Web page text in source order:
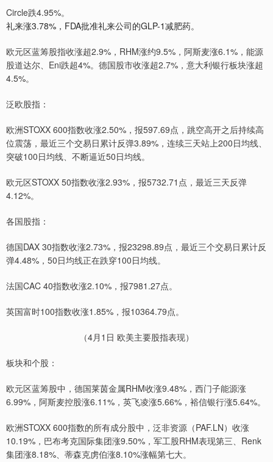
Circle跌4.95%。
礼来涨3.78%，FDA批准礼来公司的GLP-1减肥药。
欧元区蓝筹股指收涨超2.9%，RHM涨约9.5%，阿斯麦涨6.1%，能源
股道达尔、Eni跌超4%。德国股市收涨超2.7%，意大利银行板块涨超
4.5%。
泛欧股指：
欧洲STOXX 600指数收涨2.50%，报597.69点，跳空高开之后持续高
位震荡，最近三个交易日累计反弹3.89%，连续三天站上200日均线、
突破100日均线、不断逼近50日均线。
欧元区STOXX 50指数收涨2.93%，报5732.71点，最近三天反弹
4.12%。
各国股指：
德国DAX 30指数收涨2.73%，报23298.89点，最近三个交易日累计反
弹4.48%，50日均线正在跌穿100日均线。
法国CAC 40指数收涨2.10%，报7981.27点。
英国富时100指数收涨1.85%，报10364.79点。
（4月1日 欧美主要股指表现）
板块和个股：
欧元区蓝筹股中，德国莱茵金属RHM收涨9.48%，西门子能源涨
6.99%，阿斯麦控股涨6.11%，英飞凌涨5.66%，裕信银行涨5.64%。
欧洲STOXX 600指数的所有成分股中，泛非资源（PAF.LN）收涨
10.19%，巴布考克国际集团涨9.50%，军工股RHM表现第三、Renk
集团涨8.18%、蒂森克虏伯涨8.10%涨幅第七大。